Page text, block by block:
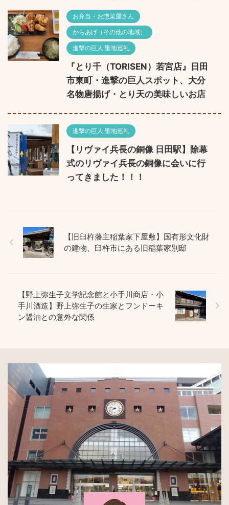
お弁当・お惣菜屋さん
からあげ（その他の地域）
進撃の巨人 聖地巡礼
『とり千（TORISEN）若宮店』日田
市東町・進撃の巨人スポット、大分
名物唐揚げ・とり天の美味しいお店
進撃の巨人 聖地巡礼
【リヴァイ兵長の銅像 日田駅】除幕
式のリヴァイ兵長の銅像に会いに行
ってきました！！！
【旧臼杵藩主稲葉家下屋敷】国有形文化財
の建物、臼杵市にある旧稲葉家別邸
【野上弥生子文学記念館と小手川商店・小
手川酒造】野上弥生子の生家とフンドーキ
ン醤油との意外な関係